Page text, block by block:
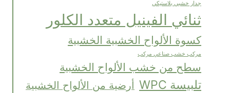
جدار خشبي بلاستيكي
ثنائي الفينيل متعدد الكلور
كسوة الألواح الخشبية الخشبية
مركب خشب صناعي مركب
سطح من خشب الألواح الخشبية
تلبيسة WPC أرضية من الألواح الخشبية